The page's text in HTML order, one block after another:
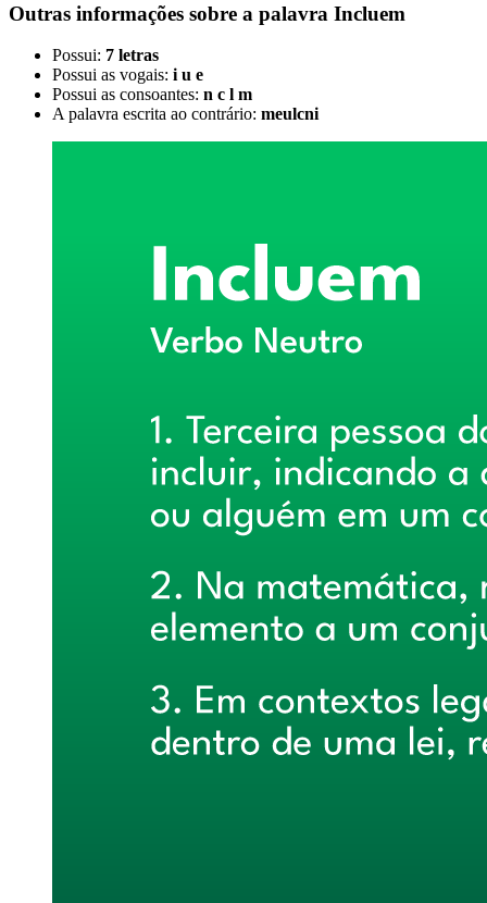
Outras informações sobre a palavra Incluem
Possui: 7 letras
Possui as vogais: i u e
Possui as consoantes: n c l m
A palavra escrita ao contrário: meulcni